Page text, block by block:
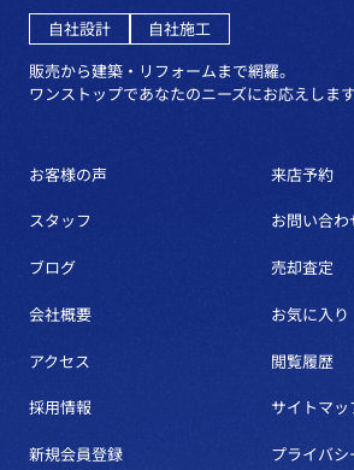
自社設計
自社施工
販売から建築・リフォームまで網羅。
ワンストップであなたのニーズにお応えします
お客様の声
スタッフ
ブログ
会社概要
アクセス
採用情報
新規会員登録
来店予約
お問い合わ
売却査定
お気に入り
閲覧履歴
サイトマッ
プライバ